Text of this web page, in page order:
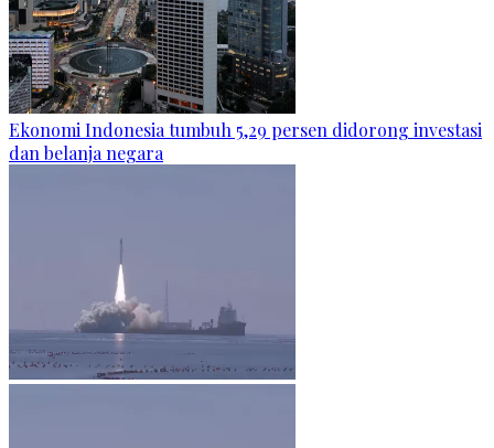
Ekonomi Indonesia tumbuh 5,29 persen didorong investasi
dan belanja negara